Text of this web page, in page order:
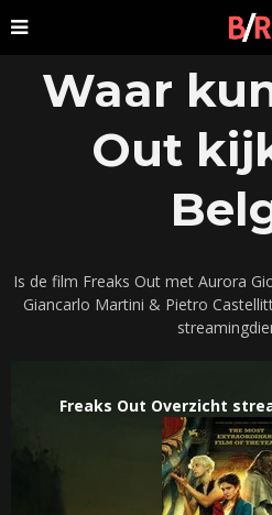
Waar
Out
Is de film Freaks Out met Aurora
Giancarlo Martini & Pietro
Freaks Out Overzicht